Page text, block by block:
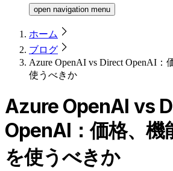
open navigation menu
ホーム
ブログ
Azure OpenAI vs Direct OpenAI
使うべきか
Azure OpenAI vs
OpenAI：価格、機
を使うべきか